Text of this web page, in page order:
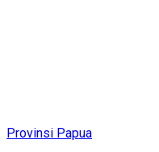
Provinsi Papua